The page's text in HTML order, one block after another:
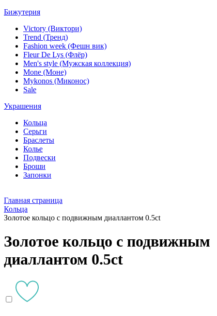
Бижутерия
Victory (Виктори)
Trend (Тренд)
Fashion week (Фешн вик)
Fleur De Lys (Флёр)
Men's style (Мужская коллекция)
Mone (Моне)
Mykonos (Миконос)
Sale
Украшения
Кольца
Серьги
Браслеты
Колье
Подвески
Броши
Запонки
Главная страница
Кольца
Золотое кольцо с подвижным диаллантом 0.5ct
Золотое кольцо с подвижным
диаллантом 0.5ct